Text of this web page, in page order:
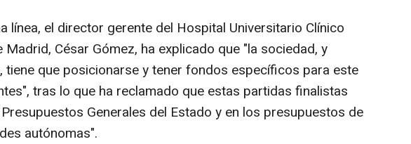
línea, el director gerente del Hospital Universitario Clínico
Madrid, César Gómez, ha explicado que "la sociedad, y
tiene que posicionarse y tener fondos específicos para este
tras lo que ha reclamado que estas partidas finalistas
Generales del Estado y en los presupuestos de
autónomas".